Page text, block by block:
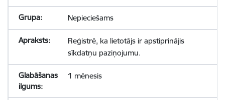
Nepieciešams
Reģistrē, ka lietotājs ir apstiprinājis
sīkdatņu paziņojumu.
1 mēnesis